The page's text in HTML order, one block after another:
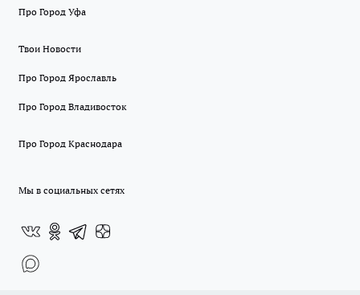
Про Город Уфа
Твои Новости
Про Город Ярославль
Про Город Владивосток
Про Город Краснодара
Мы в социальных сетях